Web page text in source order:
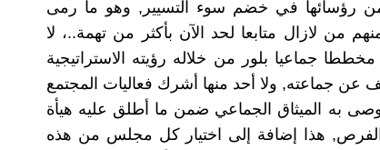
من رؤسائها في خضم سوء التسيير, وهو ما رمى
من لازال متابعا لحد الآن بأكثر من تهمة..، لا
جماعيا بلور من خلاله رؤيته الاستراتيجية
عن جماعته, ولا أحد منها أشرك فعاليات المجتمع
به الميثاق الجماعي ضمن ما أطلق عليه هيأة
الفرص, هذا إضافة إلى اختيار كل مجلس من هذه